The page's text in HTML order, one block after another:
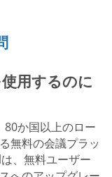
用するのに
か国以上のロー
無料の会議プラッ
、無料ユーザー